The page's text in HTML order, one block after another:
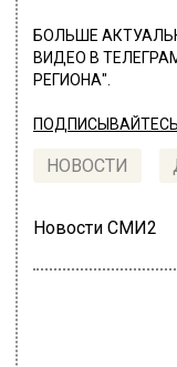
БОЛЬШЕ
ВИДЕО В
РЕГИОНА".
НОВОСТИ
Новости СМИ2